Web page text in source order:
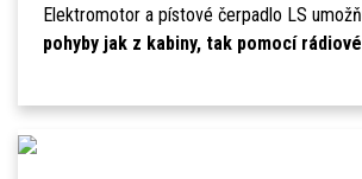
Elektromotor a pístové čerpadlo LS
pohyby jak z kabiny, tak pomocí